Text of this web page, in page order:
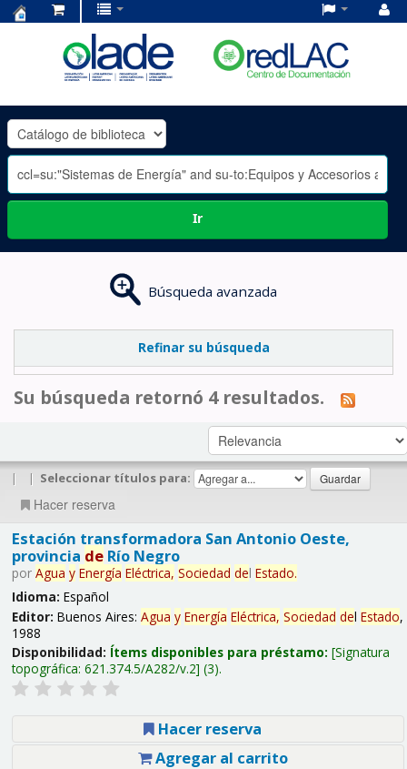
OLADE
-
Ir
Búsqueda avanzada
Refinar su búsqueda
Su búsqueda retornó 4 resultados.
| | Seleccionar títulos para:
Hacer reserva
Estación transformadora San Antonio Oeste,
provincia deRío Negro
por Agua y Energía Eléctrica, Sociedad del Estado.
Idioma: Español
Editor: Buenos Aires: Agua y Energía Eléctrica, Sociedad del Estado,
1988
Disponibilidad: Ítems disponibles para préstamo: Signatura
topográfica: 621.374.5/A282/v.2 (3).
Hacer reserva
Agregar al carrito